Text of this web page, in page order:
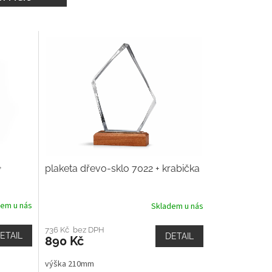
u nás
plaketa dřevo-sklo 7022 + krabička
Skladem u nás
736 Kč bez DPH
890 Kč DETAIL
výška 210mm